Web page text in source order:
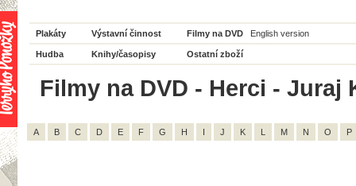
Plakáty Výstavní činnost Filmy na DVD English version
Hudba Knihy/časopisy Ostatní zboží
Filmy na DVD - Herci - Juraj
A B C D E F G H I J K L M N O P